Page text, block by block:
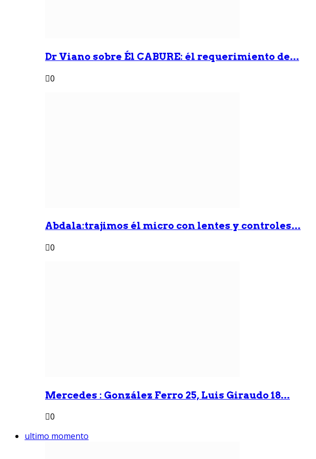
Dr Viano sobre Él CABURE: él requerimiento de...
0
Abdala:trajimos él micro con lentes y controles...
0
Mercedes : González Ferro 25, Luis Giraudo 18...
0
ultimo momento